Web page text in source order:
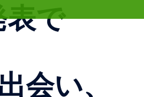
表で
い、